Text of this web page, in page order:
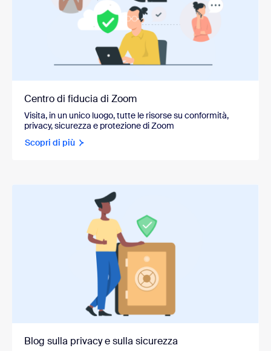
Centro di fiducia di Zoom
Visita, in un unico luogo, tutte le risorse su conformità,
privacy, sicurezza e protezione di Zoom
Scopri di più
Blog sulla privacy e sulla sicurezza